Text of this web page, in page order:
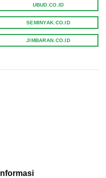
Informasi
UBUD.CO.ID
SEMINYAK.CO.ID
JIMBARAN.CO.ID